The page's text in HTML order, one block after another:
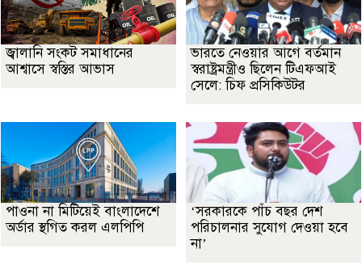
জ্বালানি সংকট সমাধানের
আশ্বাসে স্বস্তির আভাস
ভারতে নেওয়ার আগে বর্তমান
স্বরাষ্ট্রমন্ত্রীও ছিলেন টিএফআই
সেলে: চিফ প্রসিকিউটর
পাওনা না মিটিয়েই বাংলাদেশে
অর্ডার স্থগিত করল এলপিপি
‘সরকারকে পাঁচ বছর দেশ
পরিচালনার সুযোগ দেওয়া হবে
না’